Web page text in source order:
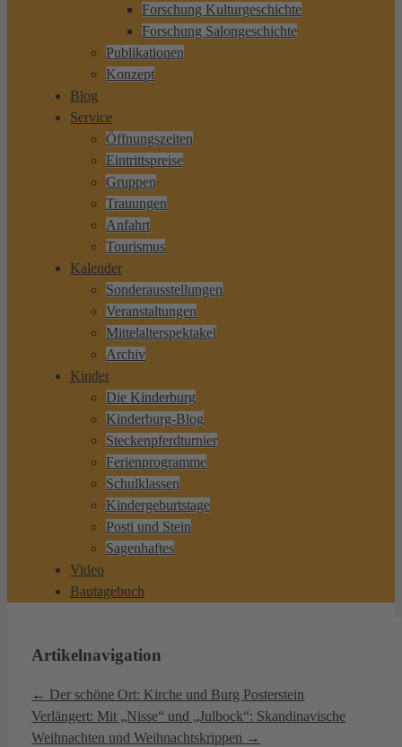
Forschung Kulturgeschichte
Forschung Salongeschichte
Publikationen
Konzept
Blog
Service
Öffnungszeiten
Eintrittspreise
Gruppen
Trauungen
Anfahrt
Tourismus
Kalender
Sonderausstellungen
Veranstaltungen
Mittelalterspektakel
Archiv
Kinder
Die Kinderburg
Kinderburg-Blog
Steckenpferdturnier
Ferienprogramme
Schulklassen
Kindergeburtstage
Posti und Stein
Sagenhaftes
Video
Bautagebuch
Artikelnavigation
← Der schöne Ort: Kirche und Burg Posterstein
Verlängert: Mit „Nisse“ und „Julbock“: Skandinavische
Weihnachten und Weihnachtskrippen →